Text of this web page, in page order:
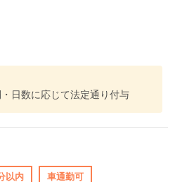
日数に応じて法定通り付与
以内 車通勤可